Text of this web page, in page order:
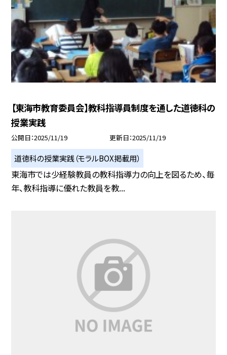
【東海市教育委員会】教科指導員制度を通した道徳科の
授業実践
公開日 2025/11/19 更新日 2025/11/19
道徳科の授業実践（モラルBOX掲載用）
東海市では少経験教員の教科指導力の向上を図るため、毎
年、教科指導に優れた教員を教...